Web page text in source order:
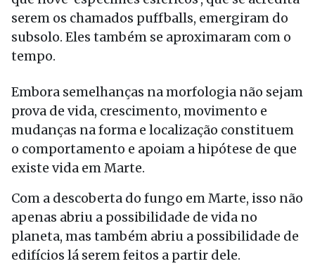
serem os chamados puffballs, emergiram do
subsolo. Eles também se aproximaram com o
tempo.
Embora semelhanças na morfologia não sejam
prova de vida, crescimento, movimento e
mudanças na forma e localização constituem
o comportamento e apoiam a hipótese de que
existe vida em Marte.
Com a descoberta do fungo em Marte, isso não
apenas abriu a possibilidade de vida no
planeta, mas também abriu a possibilidade de
edifícios lá serem feitos a partir dele.